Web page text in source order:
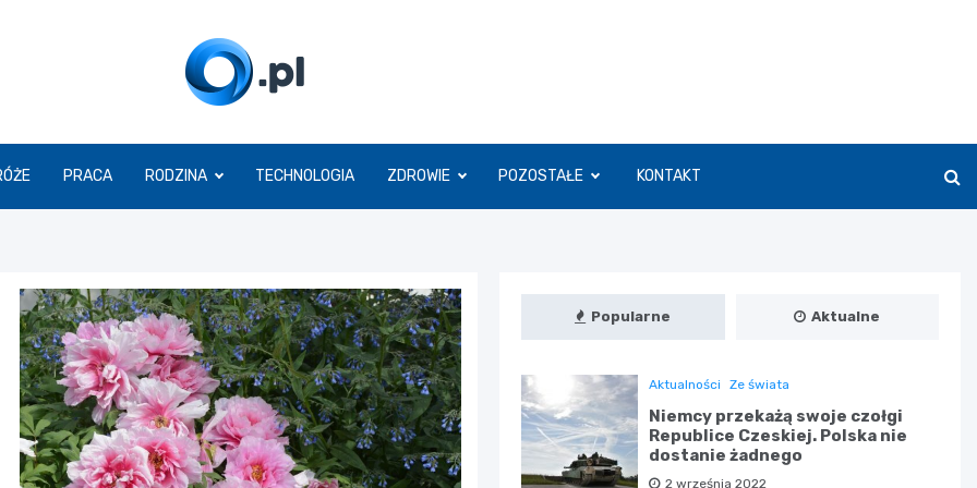
O.pl
PRACA RODZINA TECHNOLOGIA ZDROWIE POZOSTAŁE KONTAKT
Popularne Aktualne
Aktualności Ze świata
Niemcy przekażą swoje czołgi
Republice Czeskiej. Polska nie
dostanie żadnego
2 września 2022